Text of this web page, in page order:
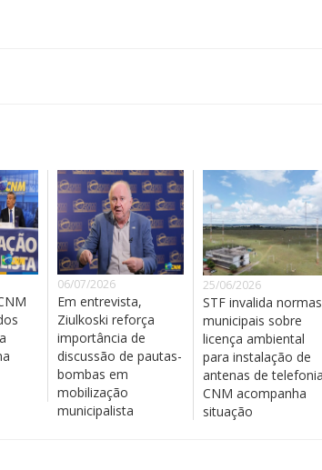
06/07/2026
Em entrevista,
Ziulkoski reforça
importância de
discussão de pautas-
bombas em
mobilização
municipalista
25/06/2026
STF invalida normas
municipais sobre
licença ambiental
para instalação de
antenas de
CNM acompanha
situação